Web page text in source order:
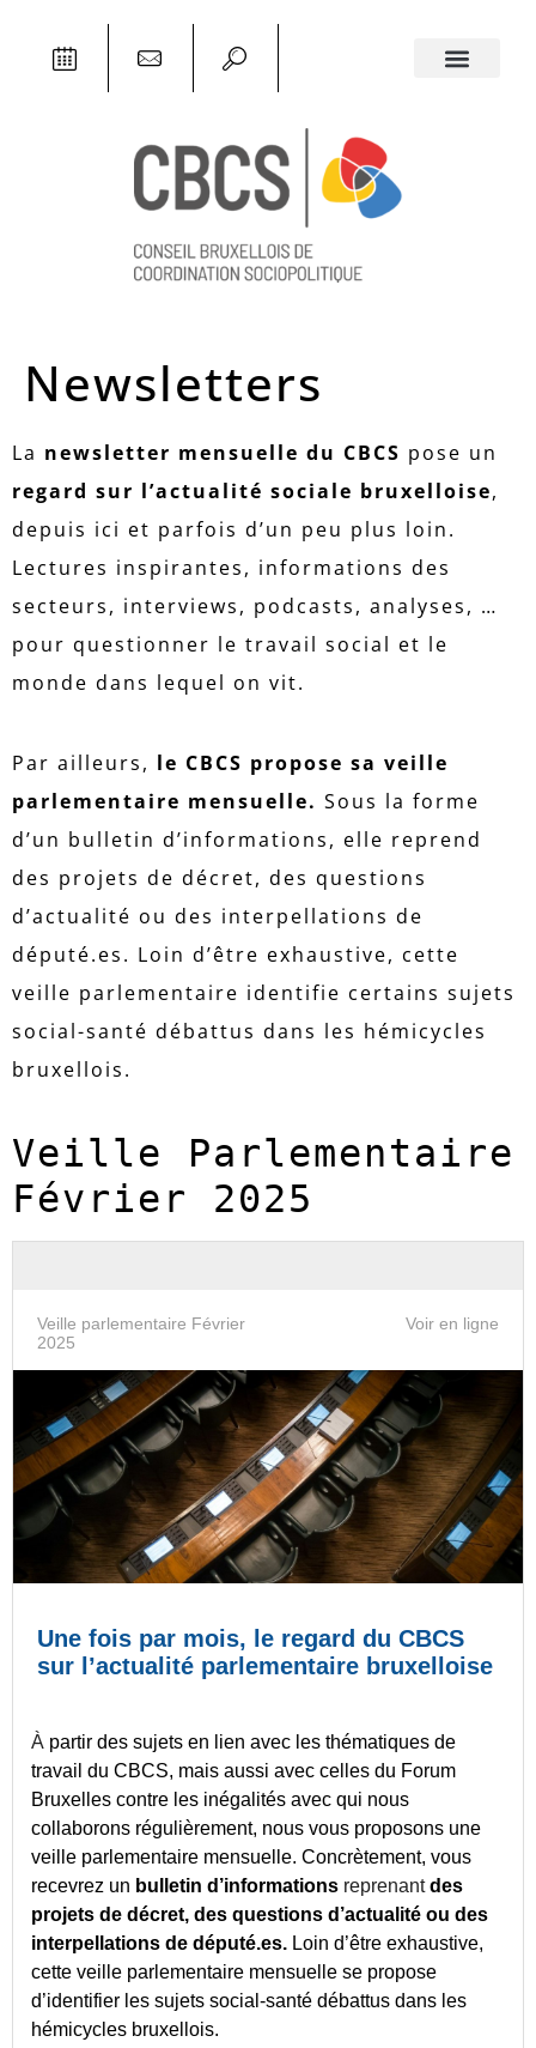
Newsletters
La newsletter mensuelle du CBCS pose un
regard sur l’actualité sociale bruxelloise,
depuis ici et parfois d’un peu plus loin.
Lectures inspirantes, informations des
secteurs, interviews, podcasts, analyses, …
pour questionner le travail social et le
monde dans lequel on vit.
Par ailleurs, le CBCS propose sa veille
parlementaire mensuelle. Sous la forme
d’un bulletin d’informations, elle reprend
des projets de décret, des questions
d’actualité ou des interpellations de
député.es. Loin d’être exhaustive, cette
veille parlementaire identifie certains sujets
social-santé débattus dans les hémicycles
bruxellois.
Veille Parlementaire
Février 2025